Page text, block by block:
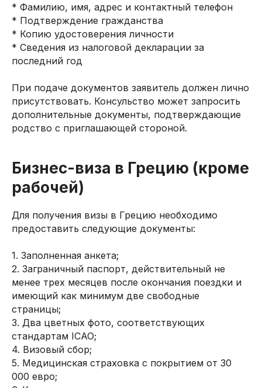
* Фамилию, имя, адрес и контактный телефон
* Подтверждение гражданства
* Копию удостоверения личности
* Сведения из налоговой декларации за
последний год
При подаче документов заявитель должен лично
присутствовать. Консульство может запросить
дополнительные документы, подтверждающие
родство с приглашающей стороной.
Бизнес-виза в Грецию (кроме
рабочей)
Для получения визы в Грецию необходимо
предоставить следующие документы:
1. Заполненная анкета;
2. Заграничный паспорт, действительный не
менее трех месяцев после окончания поездки и
имеющий как минимум две свободные
страницы;
3. Два цветных фото, соответствующих
стандартам ICAO;
4. Визовый сбор;
5. Медицинская страховка с покрытием от 30
000 евро;